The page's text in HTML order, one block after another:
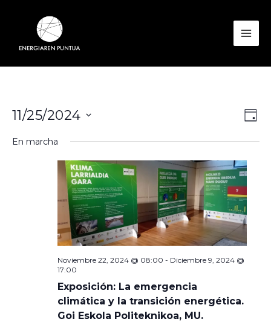
contenido
Día
11/25/2024
En marcha
Noviembre 22, 2024 @ 08:00 - Diciembre 9, 2024 @
17:00
Exposición: La emergencia
climática y la transición energética.
Goi Eskola Politeknikoa, MU.